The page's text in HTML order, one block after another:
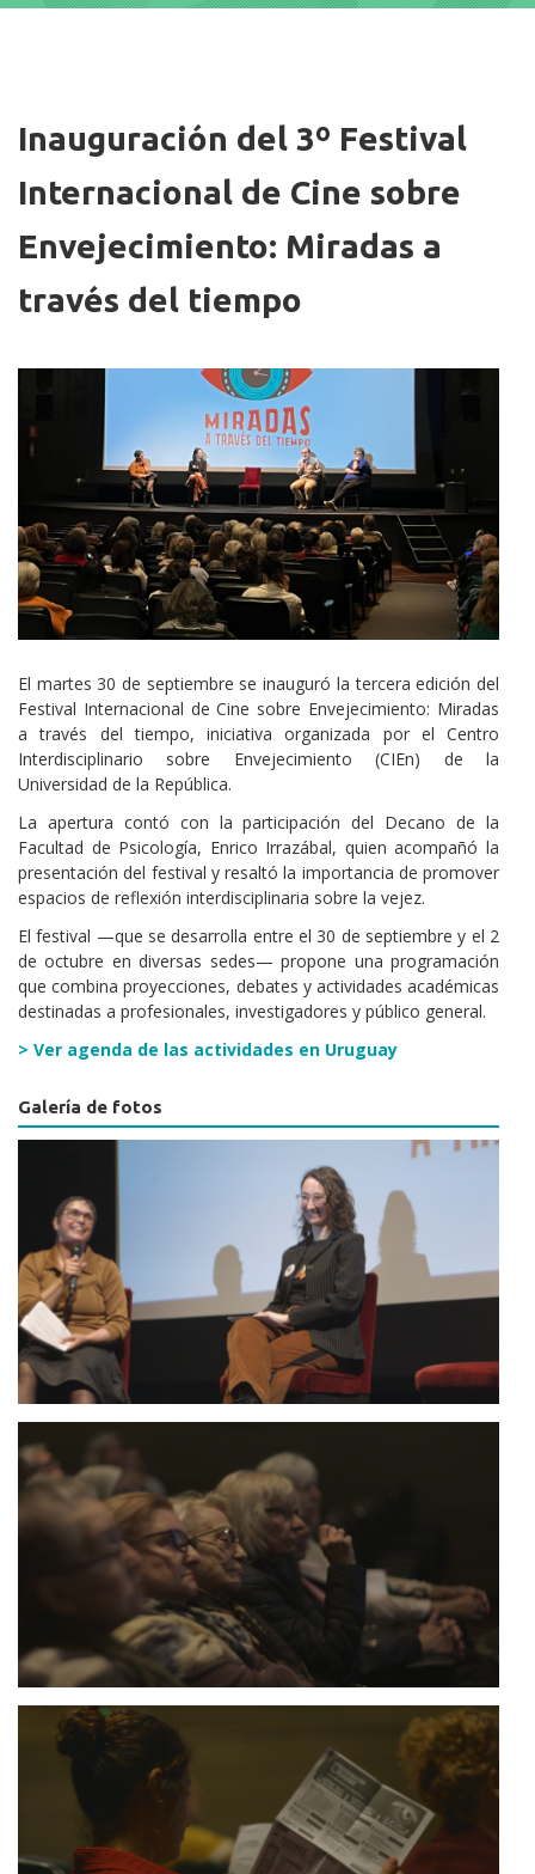
Inauguración del 3º Festival
Internacional de Cine sobre
Envejecimiento: Miradas a
través del tiempo
Cuerpo
El martes 30 de septiembre se inauguró la tercera edición del
Festival Internacional de Cine sobre Envejecimiento: Miradas
a través del tiempo, iniciativa organizada por el Centro
Interdisciplinario sobre Envejecimiento (CIEn) de la
Universidad de la República.
La apertura contó con la participación del Decano de la
Facultad de Psicología, Enrico Irrazábal, quien acompañó la
presentación del festival y resaltó la importancia de promover
espacios de reflexión interdisciplinaria sobre la vejez.
El festival —que se desarrolla entre el 30 de septiembre y el 2
de octubre en diversas sedes— propone una programación
que combina proyecciones, debates y actividades académicas
destinadas a profesionales, investigadores y público general.
> Ver agenda de las actividades en Uruguay
Galería de fotos